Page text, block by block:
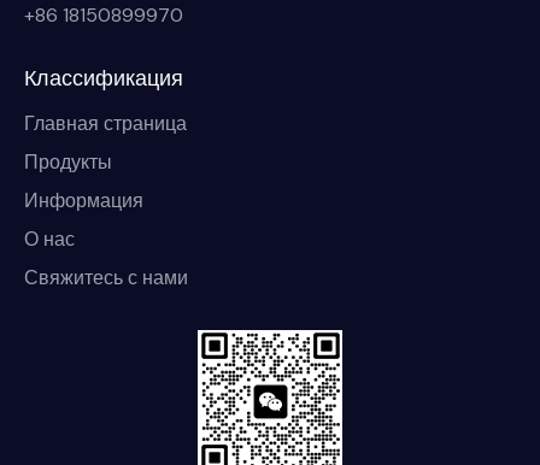
+86 18150899970
Классификация
Главная страница
Продукты
Информация
О нас
Свяжитесь с нами